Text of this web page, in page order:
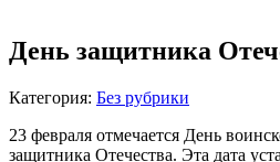
День защитника
Категория: Без рубрики
23 февраля отмечается День
защитника Отечества. Эта дата